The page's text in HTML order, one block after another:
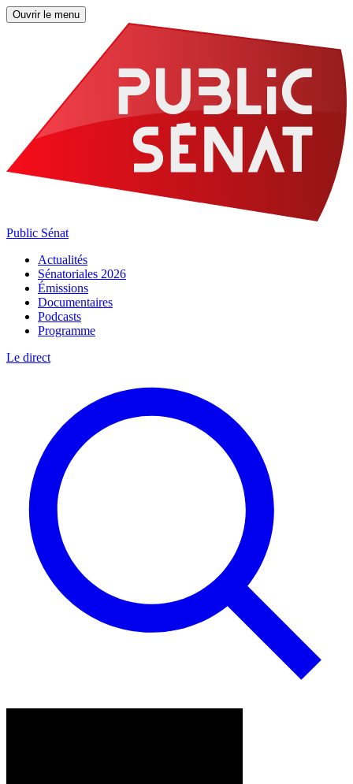
Ouvrir le menu
Public Sénat
Actualités
Sénatoriales 2026
Émissions
Documentaires
Podcasts
Programme
Le direct